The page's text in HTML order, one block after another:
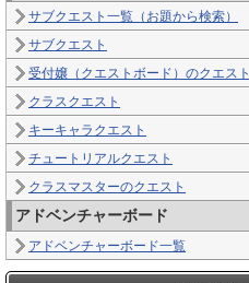
サブクエスト一覧（お題から検索）
サブクエスト
受付嬢（クエストボード）のクエスト
クラスクエスト
キーキャラクエスト
チュートリアルクエスト
クラスマスターのクエスト
アドベンチャーボード
アドベンチャーボード一覧